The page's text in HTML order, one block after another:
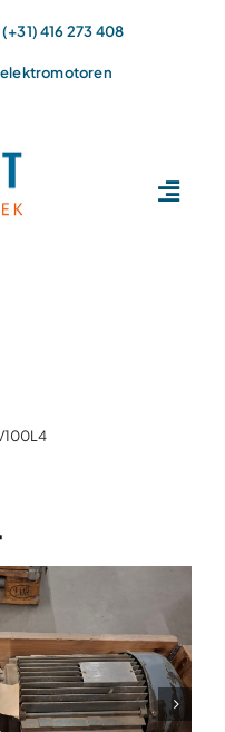
416 273 408